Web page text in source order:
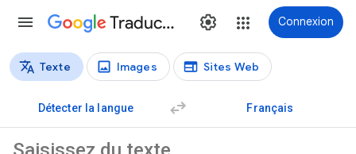
Traduction Connexion
Types de traductions
Texte Images Sites Web
Détecter la langue Français